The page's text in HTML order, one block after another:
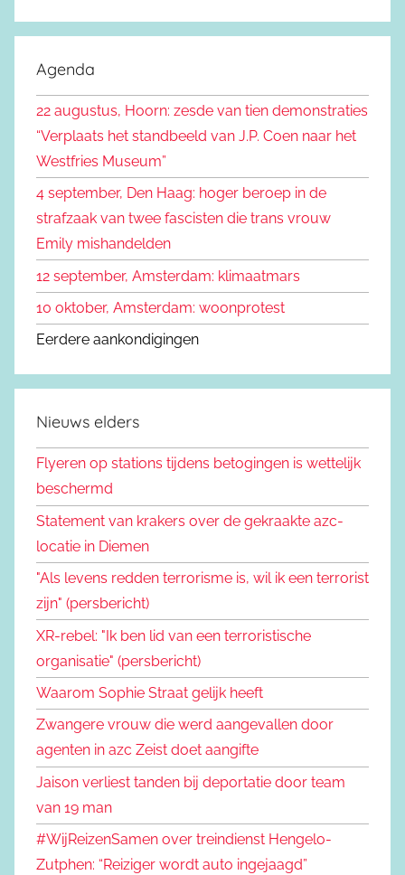
e
e
n
r
:
o
e
n
Agenda
22 augustus, Hoorn: zesde van tien demonstraties
“Verplaats het standbeeld van J.P. Coen naar het
Westfries Museum”
4 september, Den Haag: hoger beroep in de
strafzaak van twee fascisten die trans vrouw
Emily mishandelden
12 september, Amsterdam: klimaatmars
10 oktober, Amsterdam: woonprotest
Eerdere aankondigingen
Nieuws elders
Flyeren op stations tijdens betogingen is wettelijk
beschermd
Statement van krakers over de gekraakte azc-
locatie in Diemen
"Als levens redden terrorisme is, wil ik een terrorist
zijn" (persbericht)
XR-rebel: "Ik ben lid van een terroristische
organisatie" (persbericht)
Waarom Sophie Straat gelijk heeft
Zwangere vrouw die werd aangevallen door
agenten in azc Zeist doet aangifte
Jaison verliest tanden bij deportatie door team
van 19 man
#WijReizenSamen over treindienst Hengelo-
Zutphen: “Reiziger wordt auto ingejaagd”